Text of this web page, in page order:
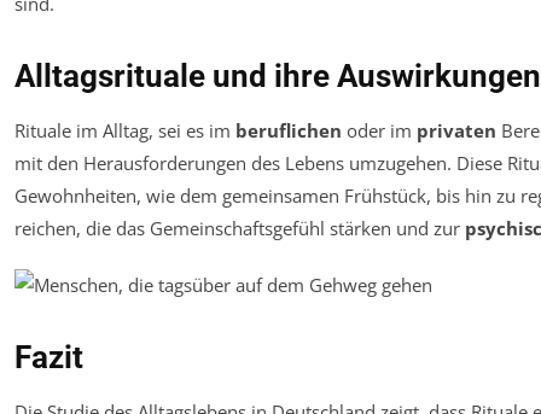
Alltagsrituale und ihre Auswirkungen
Rituale im Alltag, sei es im beruflichen oder im privaten
mit den Herausforderungen des Lebens umzugehen. Diese
Gewohnheiten, wie dem gemeinsamen Frühstück, bis hin zu
reichen, die das Gemeinschaftsgefühl stärken und zur
Fazit